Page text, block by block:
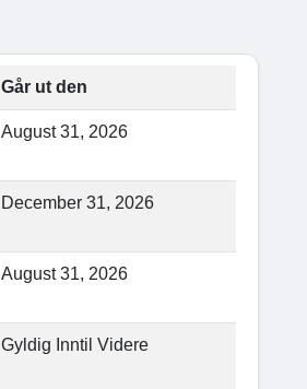
Går ut den
August 31, 2026
December 31, 2026
August 31, 2026
Gyldig Inntil Videre